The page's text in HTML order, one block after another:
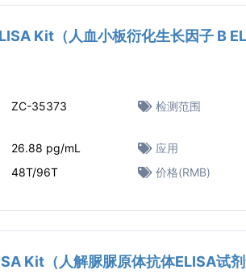
Kit（人血小板衍化生长因子 B
ZC-35373 检测范围
26.88 pg/mL 应用
48T/96T 价格(RMB)
Kit（人解脲脲原体抗体ELISA试剂